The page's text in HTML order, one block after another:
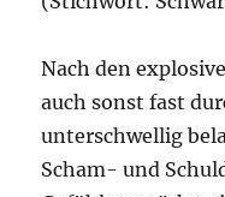
Nach den
auch sonst fast
unterschwellig
Scham- und